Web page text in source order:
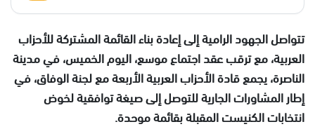
تتواصل الجهود الرامية إلى إعادة بناء القائمة المشتركة للأحزاب
العربية، مع ترقب عقد اجتماع موسع، اليوم الخميس، في مدينة
الناصرة، يجمع قادة الأحزاب العربية الأربعة مع لجنة الوفاق، في
إطار المشاورات الجارية للتوصل إلى صيغة توافقية لخوض
انتخابات الكنيست المقبلة بقائمة موحدة.